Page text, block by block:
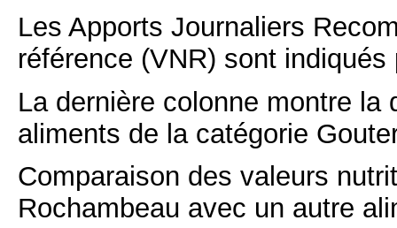
Les Apports Journaliers
référence (VNR) sont
La dernière colonne montre
aliments de la catégorie
Comparaison des valeurs
Rochambeau avec un autre